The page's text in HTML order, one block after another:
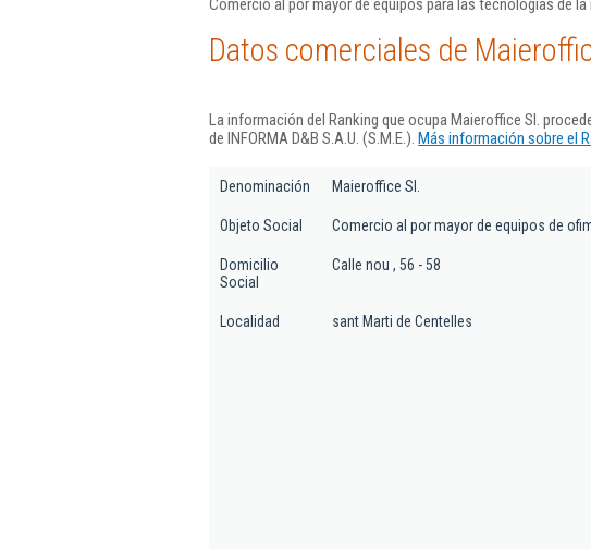
Comercio al por mayor de equipos para las tecnologías de
Datos comerciales de
La información del Ranking que ocupa Maieroffice Sl.
de INFORMA D&B S.A.U. (S.M.E.). Más información sobre el
Denominación Maieroffice Sl.
Objeto Social Comercio al por mayor de equipos de
Domicilio
Social
Calle nou , 56 - 58
Localidad sant Marti de Centelles